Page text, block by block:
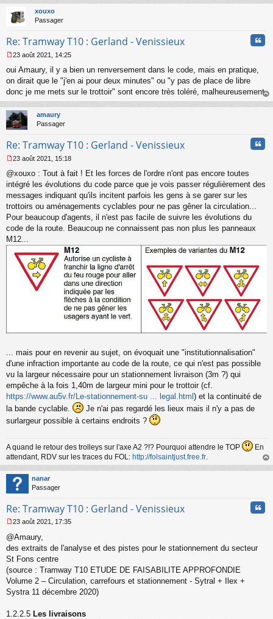
xouxo
Passager
Re: Tramway T10 : Gerland - Venissieux
e
s
s
g
e
n
n
u
23 août 2021, 14:25
oui Amaury, il y a bien un renversement dans le code, mais en pratique,
on dirait que le "j'en ai pour deux minutes" ou "y pas de place de libre
donc je me mets sur le trottoir" sont encore très toléré, malheureusement.
au
amaury
Passager
Re: Tramway T10 : Gerland - Venissieux
e
s
s
g
e
n
o
n
23 août 2021, 15:18
@xouxo : Tout à fait ! Et les forces de l'ordre n'ont pas encore toutes
intégré les évolutions du code parce que je vois passer régulièrement des
messages indiquant qu'ils incitent parfois les gens à se garer sur les
trottoirs ou aménagements cyclables pour ne pas gêner la circulation...
Pour beaucoup d'agents, il n'est pas facile de suivre les évolutions du
code de la route. Beaucoup ne connaissent pas non plus les panneaux
M12...
... mais pour en revenir au sujet, on évoquait une "institutionnalisation"
d'une infraction importante au code de la route, ce qui n'est pas possible
vu la largeur nécessaire pour un stationnement livraison (3m ?) qui
empêche à la fois 1,40m de largeur mini pour le trottoir (cf.
https://www.au5v.fr/Le-stationnement-su ... legal.html ) et la continuité de
la bande cyclable.
Je n'ai pas regardé les lieux mais il n'y a pas de
surlargeur possible à certains endroits ?
A quand le retour des trolleys sur l'axe A2 ?!? Pourquoi attendre le TOP
En
attendant, RDV sur les traces du FOL: http://folsaintjust.free.fr
au
nanar
Passager
Re: Tramway T10 : Gerland - Venissieux
e
s
s
g
e
n
n
23 août 2021, 17:35
@Amaury,
des extraits de l'analyse et des pistes pour le stationnement du secteur
St Fons centre
(source : Tramway T10 ETUDE DE FAISABILITE APPROFONDIE
Volume 2 – Circulation, carrefours et stationnement - Sytral + Ilex +
Systra 11 décembre 2020)
1.2.2.5 Les livraisons